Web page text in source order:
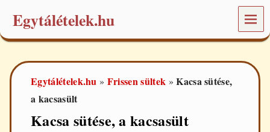
Egytálételek.hu
e
l
MEN
Ü
Egytálételek.hu » Frissen sültek »Kacsa sütése,
a kacsasült
Kacsa sütése, a kacsasült